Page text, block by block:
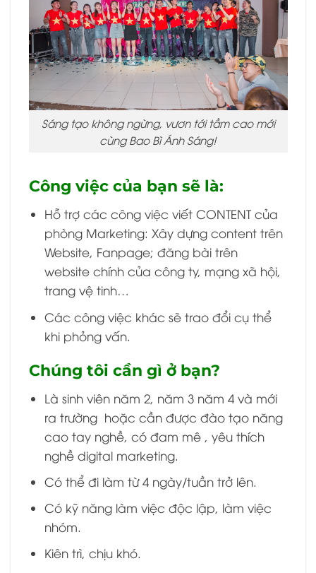
Sáng tạo không ngừng, vươn tới tầm cao mới
cùng Bao Bì Ánh Sáng!
Công việc của bạn sẽ là:
Hỗ trợ các công việc viết CONTENT của
phòng Marketing: Xây dựng content trên
Website, Fanpage; đăng bài trên
website chính của công ty, mạng xã hội,
trang vệ tinh…
Các công việc khác sẽ trao đổi cụ thể
khi phỏng vấn.
Chúng tôi cần gì ở bạn?
Là sinh viên năm 2, năm 3 năm 4 và mới
ra trường hoặc cần được đào tạo năng
cao tay nghề, có đam mê , yêu thích
nghề digital marketing.
Có thể đi làm từ 4 ngày/tuần trở lên.
Có kỹ năng làm việc độc lập, làm việc
nhóm.
Kiên trì, chịu khó.